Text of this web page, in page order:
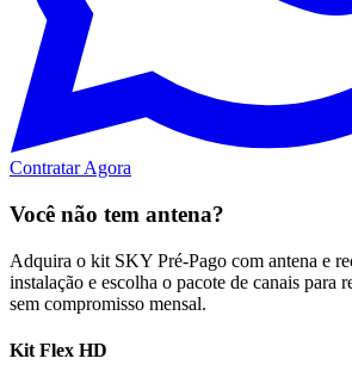
Contratar Agora
Você não tem antena?
Adquira o kit SKY Pré-Pago com antena e
instalação e escolha o pacote de canais para
sem compromisso mensal.
Kit Flex HD